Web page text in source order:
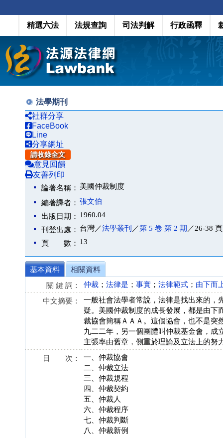
精選六法 法規查詢 司法判解 行政函釋
法學期刊
社群分享
FaceBook
Line
分享網址
請收錄全文
意見回饋
友善列印
論著名稱： 美國仲裁制度
編著譯者： 張文伯
出版日期： 1960.04
刊登出處： 台灣／法學叢刊 ／第 5 卷 第 2 期 ／26-38 頁
頁 數： 13
基本資料
相關資料
關 鍵 詞：
仲裁 ； 法律是 ； 事實 ； 法律範式 ； 由下而
中文摘要：
一般社會法學者常說，法律是找出來的，
疑。美國仲裁制度的成長發展，都是由下
裁協會簡稱ＡＡＡ。這個協會，也不是突
九二二年，另一個團體叫仲裁基金會，成
主張率由舊章，側重於理論及立法上的努
目 次：
一、仲裁協會
二、仲裁立法
三、仲裁規程
四、仲裁契約
五、仲裁人
六、仲裁程序
七、仲裁判斷
八、仲裁新例